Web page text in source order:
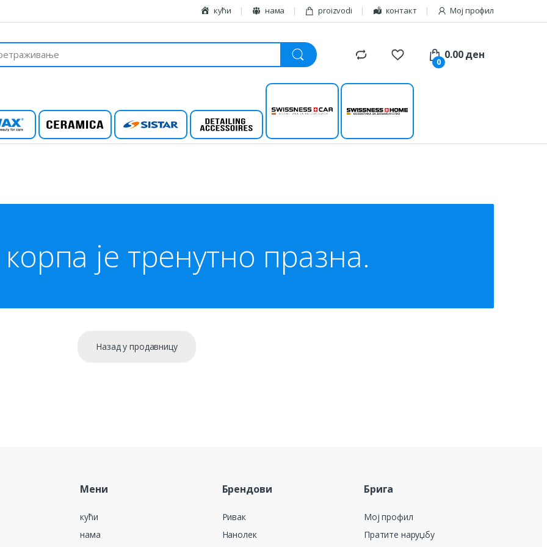
кући нама proizvodi контакт Мој профил
0
0.00ден
керамика систар Детаилинг
је тренутно празна.
Назад у продавницу
Мени
кући
нама
Брендови
Ривак
Нанолек
Брига
Мој профил
Пратите наруџбу